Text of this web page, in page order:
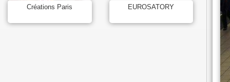
EUROSATORY
Créations Paris